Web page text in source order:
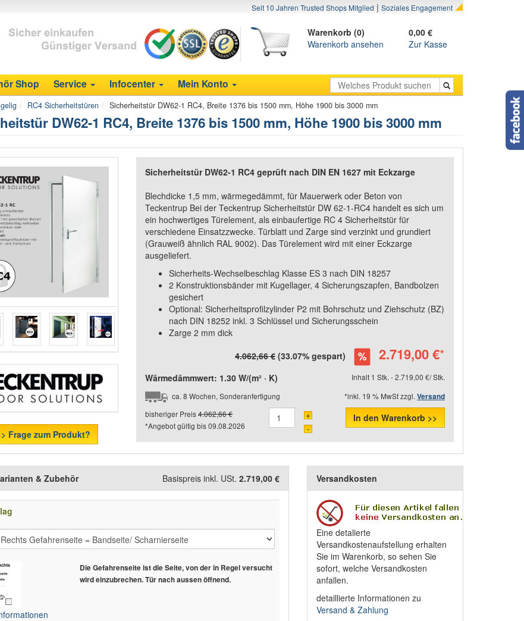
Seit 10 Jahren Trusted Shops Mitglied | Soziales Engagement
Warenkorb (0)
0,00 €
Warenkorb ansehen
Zur Kasse
Shop Service Infocenter Mein Konto
RC4 Sicherheitstüren Sicherheitstür DW62-1 RC4, Breite 1376 bis 1500 mm, Höhe 1900 bis 3000 mm
DW62-1 RC4, Breite 1376 bis 1500 mm, Höhe 1900 bis 3000 mm
Frage zum Produkt?
Sicherheitstür DW62-1 RC4 geprüft nach DIN EN 1627 mit Eckzarge
Blechdicke 1,5 mm, wärmegedämmt, für Mauerwerk oder Beton von
Teckentrup Bei der Teckentrup Sicherheitstür DW 62-1-RC4 handelt es sich um
ein hochwertiges Türelement, als einbaufertige RC 4 Sicherheitstür für
verschiedene Einsatzzwecke. Türblatt und Zarge sind verzinkt und grundiert
(Grauweiß ähnlich RAL 9002). Das Türelement wird mit einer Eckzarge
ausgeliefert.
Sicherheits-Wechselbeschlag Klasse ES 3 nach DIN 18257
2 Konstruktionsbänder mit Kugellager, 4 Sicherungszapfen, Bandbolzen
gesichert
Optional: Sicherheitsprofilzylinder P2 mit Bohrschutz und Ziehschutz (BZ)
nach DIN 18252 inkl. 3 Schlüssel und Sicherungsschein
Zarge 2 mm dick
4.062,66 €(33.07% gespart) 2.719,00 €*
Wärmedämmwert: 1.30 W/(m² · K)
Inhalt 1 Stk. - 2.719,00 €/ Stk.
ca. 8 Wochen, Sonderanfertigung
*inkl. 19 % MwSt zzgl.Versand
bisheriger Preis4.062,66 €
*Angebot gültig bis09.08.2026
+
-
In den Warenkorb >>
& Zubehör Basispreis inkl. USt.2.719,00 €
Die Gefahrenseite ist die Seite, von der in Regel versucht
wird einzubrechen. Tür nach aussen öffnend.
Versandkosten
Eine detalierte
Versandkostenaufstellung erhalten
Sie im Warenkorb, so sehen Sie
sofort, welche Versandkosten
anfallen.
detaillierte Informationen zu
Versand & Zahlung